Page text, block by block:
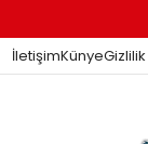
İletişimKünye